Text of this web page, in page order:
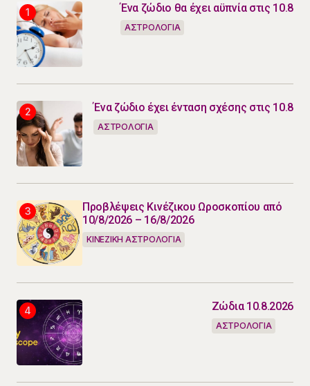
Ένα ζώδιο θα έχει αϋπνία στις 10.8
ΑΣΤΡΟΛΟΓΙΑ
Ένα ζώδιο έχει ένταση σχέσης στις 10.8
ΑΣΤΡΟΛΟΓΙΑ
Προβλέψεις Κινέζικου Ωροσκοπίου από
10/8/2026 – 16/8/2026
ΚΙΝΕΖΙΚΗ ΑΣΤΡΟΛΟΓΙΑ
Ζώδια 10.8.2026
ΑΣΤΡΟΛΟΓΙΑ